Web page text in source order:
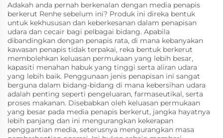
Adakah anda pernah berkenalan dengan media penapis
berkerut Renhe sebelum ini? Produk ini direka bentuk
untuk kekhususan dan keberkesanan dalam penapisan
udara dan cecair bagi pelbagai bidang. Apabila
dibandingkan dengan penapis rata, di mana kebanyakan
kawasan penapis tidak terpakai, reka bentuk berkerut
membolehkan keluasan permukaan yang lebih besar,
kapasiti menahan habuk yang tinggi serta aliran udara
yang lebih baik. Penggunaan jenis penapisan ini sangat
berguna dalam bidang-bidang di mana kebersihan udara
adalah penting seperti pengeluaran, farmaseutikal, serta
proses makanan. Disebabkan oleh keluasan permukaan
yang besar pada media penapis berkerut, jangka hayatnya
lebih panjang dan ini mengurangkan kekerapan
penggantian media, seterusnya mengurangkan masa